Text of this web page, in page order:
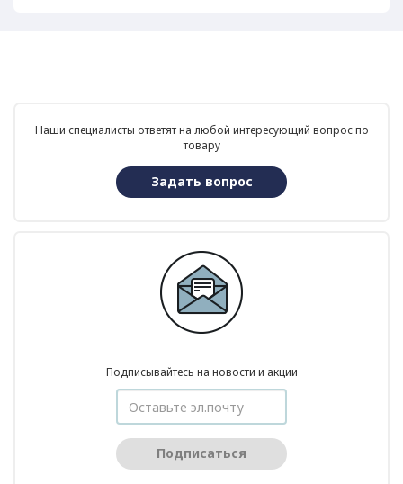
Наши специалисты ответят на любой интересующий вопрос по
товару
Задать вопрос
Подписывайтесь на новости и акции
Подписаться